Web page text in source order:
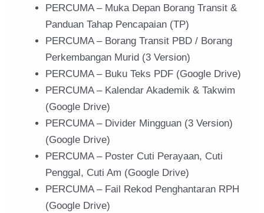
PERCUMA – Muka Depan Borang Transit &
Panduan Tahap Pencapaian (TP)
PERCUMA – Borang Transit PBD / Borang
Perkembangan Murid (3 Version)
PERCUMA – Buku Teks PDF (Google Drive)
PERCUMA – Kalendar Akademik & Takwim
(Google Drive)
PERCUMA – Divider Mingguan (3 Version)
(Google Drive)
PERCUMA – Poster Cuti Perayaan, Cuti
Penggal, Cuti Am (Google Drive)
PERCUMA – Fail Rekod Penghantaran RPH
(Google Drive)